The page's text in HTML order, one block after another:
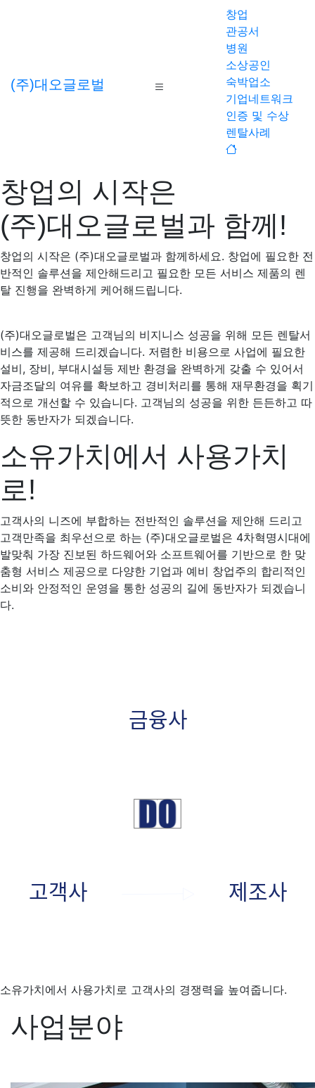
(주)대오글로벌
창업
관공서
병원
소상공인
숙박업소
기업네트워크
인증 및 수상
렌탈사례
창업의 시작은
(주)대오글로벌과 함께!
창업의 시작은 (주)대오글로벌과 함께하세요. 창업에 필요한 전
반적인 솔루션을 제안해드리고 필요한 모든 서비스 제품의 렌
탈 진행을 완벽하게 케어해드립니다.
(주)대오글로벌은 고객님의 비지니스 성공을 위해 모든 렌탈서
비스를 제공해 드리겠습니다. 저렴한 비용으로 사업에 필요한
설비, 장비, 부대시설등 제반 환경을 완벽하게 갖출 수 있어서
자금조달의 여유를 확보하고 경비처리를 통해 재무환경을 획기
적으로 개선할 수 있습니다. 고객님의 성공을 위한 든든하고 따
뜻한 동반자가 되겠습니다.
소유가치에서 사용가치
로!
고객사의 니즈에 부합하는 전반적인 솔루션을 제안해 드리고
고객만족을 최우선으로 하는 (주)대오글로벌은 4차혁명시대에
발맞춰 가장 진보된 하드웨어와 소프트웨어를 기반으로 한 맞
춤형 서비스 제공으로 다양한 기업과 예비 창업주의 합리적인
소비와 안정적인 운영을 통한 성공의 길에 동반자가 되겠습니
다.
금융사
고객사 제조사
소유가치에서 사용가치로 고객사의 경쟁력을 높여줍니다.
사업분야